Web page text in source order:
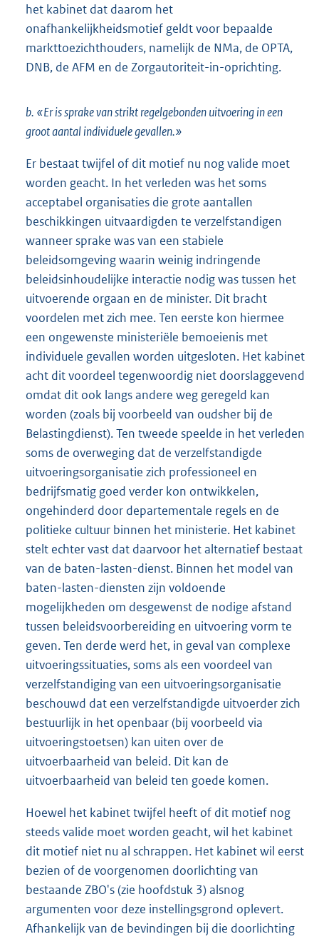
het kabinet dat daarom het
onafhankelijkheidsmotief geldt voor bepaalde
markttoezichthouders, namelijk de NMa, de OPTA,
DNB, de AFM en de Zorgautoriteit-in-oprichting.
b. «Er is sprake van strikt regelgebonden uitvoering in een
groot aantal individuele gevallen.»
Er bestaat twijfel of dit motief nu nog valide moet
worden geacht. In het verleden was het soms
acceptabel organisaties die grote aantallen
beschikkingen uitvaardigden te verzelfstandigen
wanneer sprake was van een stabiele
beleidsomgeving waarin weinig indringende
beleidsinhoudelijke interactie nodig was tussen het
uitvoerende orgaan en de minister. Dit bracht
voordelen met zich mee. Ten eerste kon hiermee
een ongewenste ministeriële bemoeienis met
individuele gevallen worden uitgesloten. Het kabinet
acht dit voordeel tegenwoordig niet doorslaggevend
omdat dit ook langs andere weg geregeld kan
worden (zoals bij voorbeeld van oudsher bij de
Belastingdienst). Ten tweede speelde in het verleden
soms de overweging dat de verzelfstandigde
uitvoeringsorganisatie zich professioneel en
bedrijfsmatig goed verder kon ontwikkelen,
ongehinderd door departementale regels en de
politieke cultuur binnen het ministerie. Het kabinet
stelt echter vast dat daarvoor het alternatief bestaat
van de baten-lasten-dienst. Binnen het model van
baten-lasten-diensten zijn voldoende
mogelijkheden om desgewenst de nodige afstand
tussen beleidsvoorbereiding en uitvoering vorm te
geven. Ten derde werd het, in geval van complexe
uitvoeringssituaties, soms als een voordeel van
verzelfstandiging van een uitvoeringsorganisatie
beschouwd dat een verzelfstandigde uitvoerder zich
bestuurlijk in het openbaar (bij voorbeeld via
uitvoeringstoetsen) kan uiten over de
uitvoerbaarheid van beleid. Dit kan de
uitvoerbaarheid van beleid ten goede komen.
Hoewel het kabinet twijfel heeft of dit motief nog
steeds valide moet worden geacht, wil het kabinet
dit motief niet nu al schrappen. Het kabinet wil eerst
bezien of de voorgenomen doorlichting van
bestaande ZBO's (zie hoofdstuk 3) alsnog
argumenten voor deze instellingsgrond oplevert.
Afhankelijk van de bevindingen bij die doorlichting